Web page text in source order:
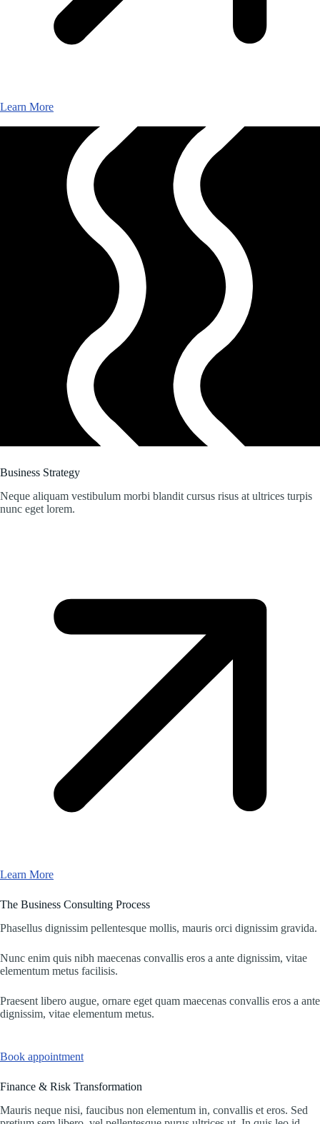
Learn More
Business Strategy
Neque aliquam vestibulum morbi blandit cursus risus at ultrices turpis
nunc eget lorem.
Learn More
The Business Consulting Process
Phasellus dignissim pellentesque mollis, mauris orci dignissim gravida.
Nunc enim quis nibh maecenas convallis eros a ante dignissim, vitae
elementum metus facilisis.
Praesent libero augue, ornare eget quam maecenas convallis eros a ante
dignissim, vitae elementum metus.
Book appointment
Finance & Risk Transformation
Mauris neque nisi, faucibus non elementum in, convallis et eros. Sed